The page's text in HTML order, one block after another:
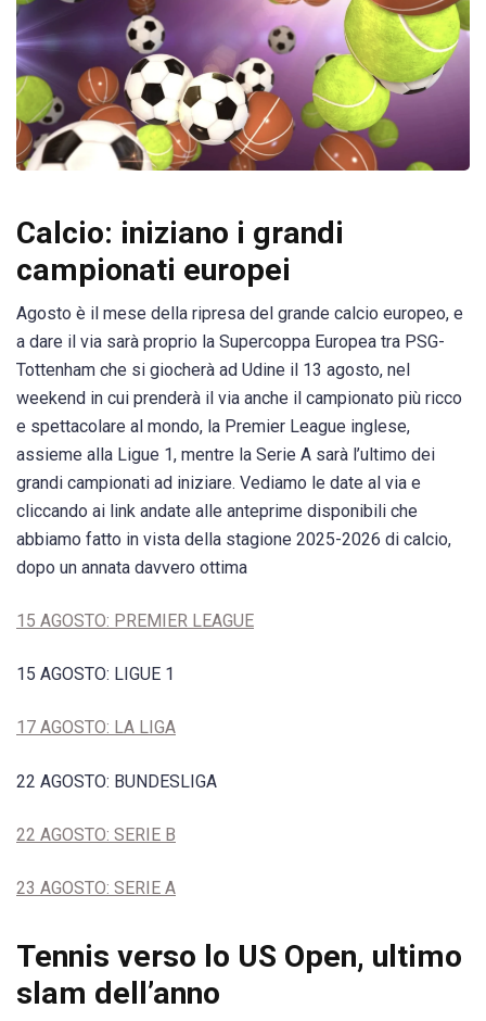
Calcio: iniziano i grandi
campionati europei
Agosto è il mese della ripresa del grande calcio europeo, e
a dare il via sarà proprio la Supercoppa Europea tra PSG-
Tottenham che si giocherà ad Udine il 13 agosto, nel
weekend in cui prenderà il via anche il campionato più ricco
e spettacolare al mondo, la Premier League inglese,
assieme alla Ligue 1, mentre la Serie A sarà l’ultimo dei
grandi campionati ad iniziare. Vediamo le date al via e
cliccando ai link andate alle anteprime disponibili che
abbiamo fatto in vista della stagione 2025-2026 di calcio,
dopo un annata davvero ottima
15 AGOSTO: PREMIER LEAGUE
15 AGOSTO: LIGUE 1
17 AGOSTO: LA LIGA
22 AGOSTO: BUNDESLIGA
22 AGOSTO: SERIE B
23 AGOSTO: SERIE A
Tennis verso lo US Open, ultimo
slam dell’anno